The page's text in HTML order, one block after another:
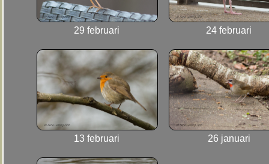
29 februari 24 februari
13 februari 26 januari